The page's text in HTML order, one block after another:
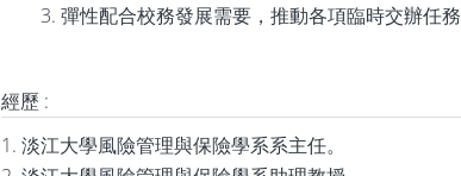
彈性配合校務發展需要，推動各項臨時交辦任務
經歷 :
1. 淡江大學風險管理與保險學系系主任。